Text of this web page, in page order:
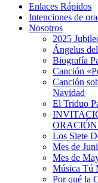
Enlaces Rápidos
Intenciones de
Nosotros
2025
Ángelus
Biografía
Canción
Canción
Navidad
El Triduo
Los Siete
Mes de
Mes de
Música Tú
Por qué la